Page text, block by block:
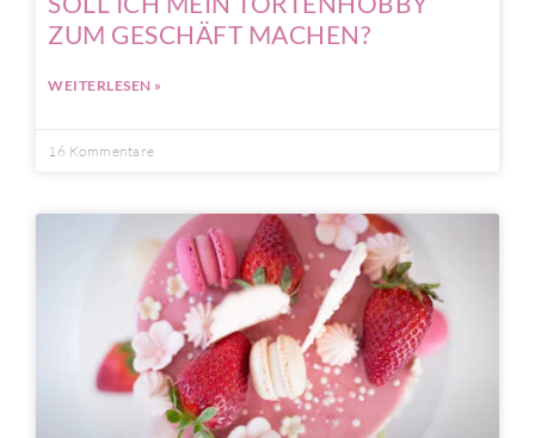
ZUM GESCHÄFT MACHEN?
WEITERLESEN »
16 Kommentare